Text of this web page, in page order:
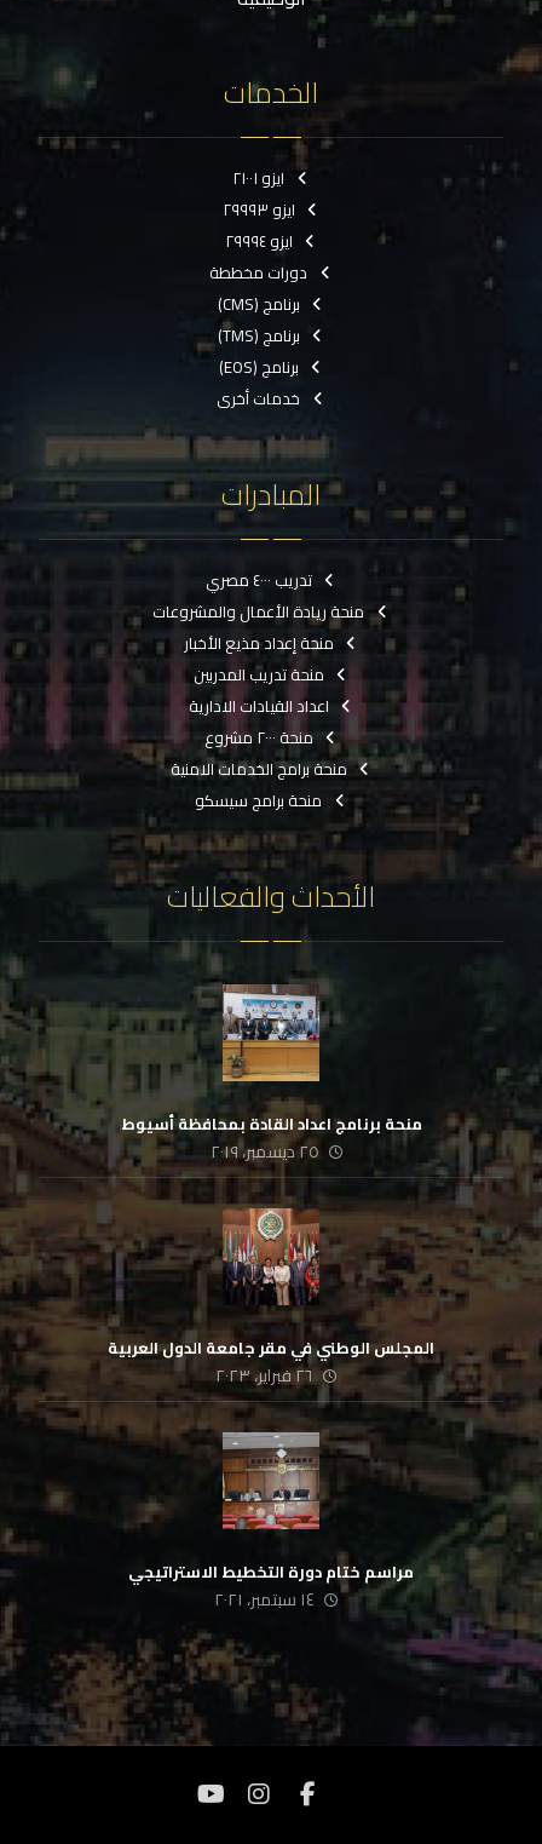
الخدمات
ايزو ٢١٠٠١
ايزو ٢٩٩٩٣
ايزو ٢٩٩٩٤
دورات مخططة
برنامج (CMS)
برنامج (TMS)
برنامج (EOS)
خدمات أخرى
المبادرات
تدريب ٤٠٠٠ مصري
منحة ريادة الأعمال والمشروعات
منحة إعداد مذيع الأخبار
منحة تدريب المدربين
اعداد القيادات الادارية
منحة ٢٠٠٠ مشروع
منحة برامج الخدمات الامنية
منحة برامج سيسكو
الأحداث والفعاليات
منحة برنامج اعداد القادة بمحافظة أسيوط
٢٥ ديسمبر، ٢٠١٩
المجلس الوطني في مقر جامعة الدول العربية
٢٦ فبراير، ٢٠٢٣
مراسم ختام دورة التخطيط الاستراتيجي
١٤ سبتمبر، ٢٠٢١